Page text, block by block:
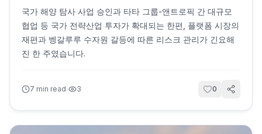
국가 해양 탐사 사업 승인과 타타 그룹-앤트로픽 간 대규모
협업 등 국가 전략산업 투자가 확대되는 한편, 플랫폼 시장의
재편과 벵갈루루 수자원 갈등에 따른 리스크 관리가 긴요해
진 한 주였습니다.
7 min read· 3 0